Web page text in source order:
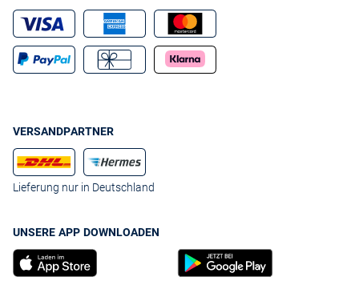
VERSANDPARTNER
Lieferung nur in Deutschland
UNSERE APP DOWNLOADEN